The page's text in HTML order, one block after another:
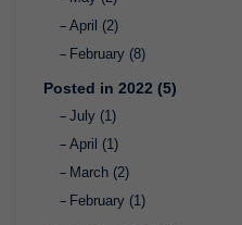
April (2)
February (8)
Posted in 2022 (5)
July (1)
April (1)
March (2)
February (1)